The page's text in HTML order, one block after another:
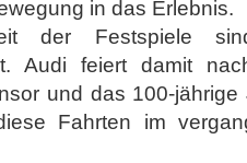
in das Erlebnis.
der Festspiele
Audi feiert damit
und das 100-
Fahrten im